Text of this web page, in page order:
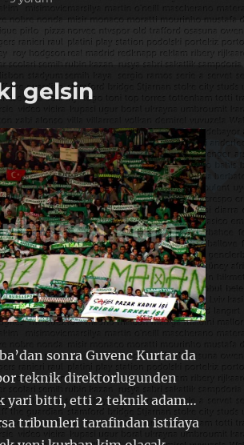
için
gelsin
sonra Guvenc Kurtar da
teknik direktorlugunden
yari bitti, etti 2 teknik adam…
tribunleri tarafindan istifaya